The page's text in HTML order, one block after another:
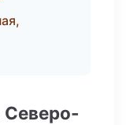
Северо-